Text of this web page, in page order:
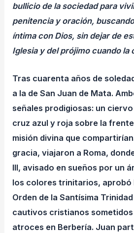
bullicio de la sociedad para
penitencia y oración,
íntima con Dios, sin dejar de
Iglesia y del prójimo cuando la
Tras cuarenta años de
a la de San Juan de Mata.
señales prodigiosas: un
cruz azul y roja sobre la
misión divina que
gracia, viajaron a Roma,
III, avisado en sueños por un
los colores trinitarios, aprobó
Orden de la Santísima
cautivos cristianos
atroces en Berbería. Juan